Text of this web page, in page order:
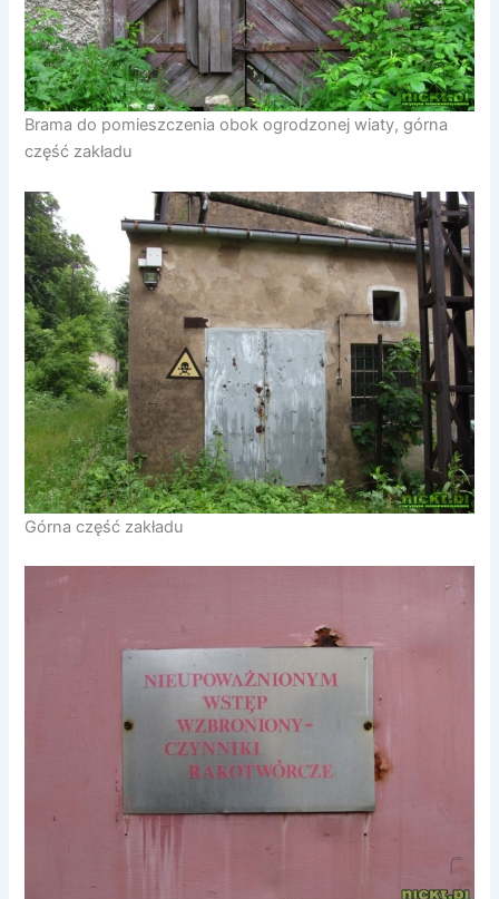
Brama do pomieszczenia obok ogrodzonej wiaty, górna
część zakładu
Górna część zakładu